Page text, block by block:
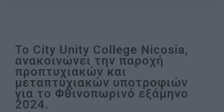
Το City Unity College Nicosia,
ανακοινώνει την παροχή
προπτυχιακών και
μεταπτυχιακών υποτροφιών
για το Φθινοπωρινό εξάμηνο
2024.